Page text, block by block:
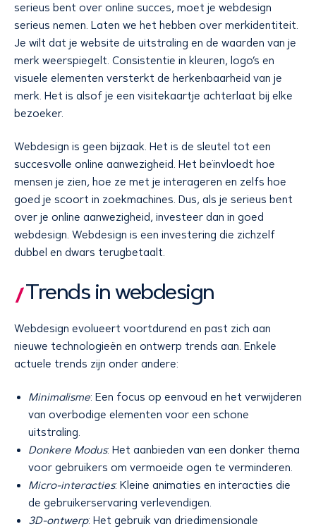
serieus bent over online succes, moet je webdesign
serieus nemen. Laten we het hebben over merkidentiteit.
Je wilt dat je website de uitstraling en de waarden van je
merk weerspiegelt. Consistentie in kleuren, logo’s en
visuele elementen versterkt de herkenbaarheid van je
merk. Het is alsof je een visitekaartje achterlaat bij elke
bezoeker.
Webdesign is geen bijzaak. Het is de sleutel tot een
succesvolle online aanwezigheid. Het beïnvloedt hoe
mensen je zien, hoe ze met je interageren en zelfs hoe
goed je scoort in zoekmachines. Dus, als je serieus bent
over je online aanwezigheid, investeer dan in goed
webdesign. Webdesign is een investering die zichzelf
dubbel en dwars terugbetaalt.
Trends in webdesign
Webdesign evolueert voortdurend en past zich aan
nieuwe technologieën en ontwerp trends aan. Enkele
actuele trends zijn onder andere:
Minimalisme: Een focus op eenvoud en het verwijderen
van overbodige elementen voor een schone
uitstraling.
Donkere Modus: Het aanbieden van een donker thema
voor gebruikers om vermoeide ogen te verminderen.
Micro-interacties: Kleine animaties en interacties die
de gebruikerservaring verlevendigen.
3D-ontwerp: Het gebruik van driedimensionale